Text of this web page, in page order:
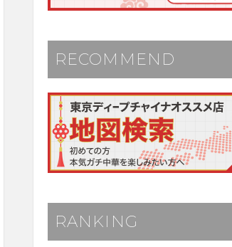
RECOMMEND
RANKING